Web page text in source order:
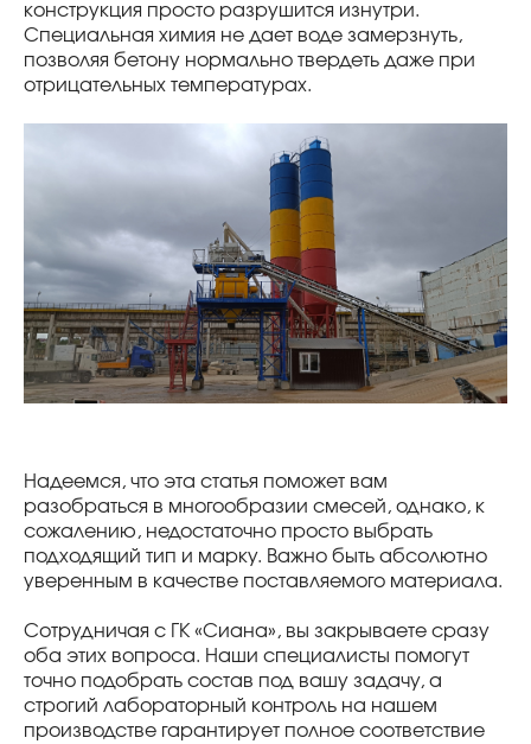
конструкция просто разрушится изнутри.
Специальная химия не дает воде замерзнуть,
позволяя бетону нормально твердеть даже при
отрицательных температурах.
Надеемся, что эта статья поможет вам
разобраться в многообразии смесей, однако, к
сожалению, недостаточно просто выбрать
подходящий тип и марку. Важно быть абсолютно
уверенным в качестве поставляемого материала.
Сотрудничая с ГК «Сиана», вы закрываете сразу
оба этих вопроса. Наши специалисты помогут
точно подобрать состав под вашу задачу, а
строгий лабораторный контроль на нашем
производстве гарантирует полное соответствие